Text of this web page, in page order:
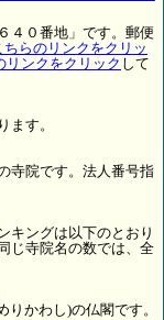
４０番地」です。郵便
ちらのリンクをクリッ
リンクをクリック して
ます。
寺院です。法人番号指
キングは以下のとおり
じ寺院名の数では、全
りかわし)の仏閣です。